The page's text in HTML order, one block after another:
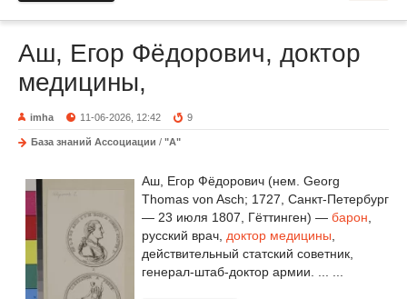
Аш, Егор Фёдорович, доктор
медицины,
imha 11-06-2026, 12:42 9
База знаний Ассоциации / "А"
Аш, Егор Фёдорович (нем. Georg
Thomas von Asch; 1727, Санкт-Петербург
— 23 июля 1807, Гёттинген) — барон
русский врач, доктор медицины
действительный статский советник,
генерал-штаб-доктор армии. ... ...